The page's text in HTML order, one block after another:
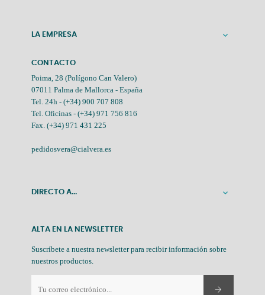
LA EMPRESA 
CONTACTO
Poima, 28 (Polígono Can Valero)
07011 Palma de Mallorca - España
Tel. 24h - (+34) 900 707 808
Tel. Oficinas - (+34) 971 756 816
Fax. (+34) 971 431 225
pedidosvera@cialvera.es
DIRECTO A... 
ALTA EN LA NEWSLETTER
Suscríbete a nuestra newsletter para recibir información sobre
nuestros productos.